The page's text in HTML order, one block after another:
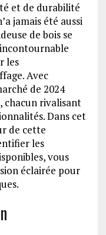
et de durabilité
jamais été aussi
de bois se
les
Avec
de 2024
chacun rivalisant
Dans cet
de cette
les
vous
éclairée pour